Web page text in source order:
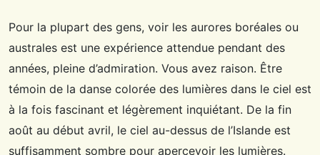
Pour la plupart des gens, voir les aurores boréales ou
australes est une expérience attendue pendant des
années, pleine d’admiration. Vous avez raison. Être
témoin de la danse colorée des lumières dans le ciel est
à la fois fascinant et légèrement inquiétant. De la fin
août au début avril, le ciel au-dessus de l’Islande est
suffisamment sombre pour apercevoir les lumières.